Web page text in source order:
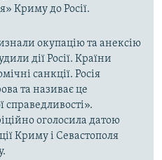
Криму до Росії.
окупацію та анексію
дії Росії. Країни
санкції. Росія
та називає це
справедливості».
оголосила датою
Криму і Севастополя